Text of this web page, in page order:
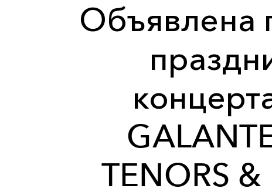
Объявлена
TENORS &